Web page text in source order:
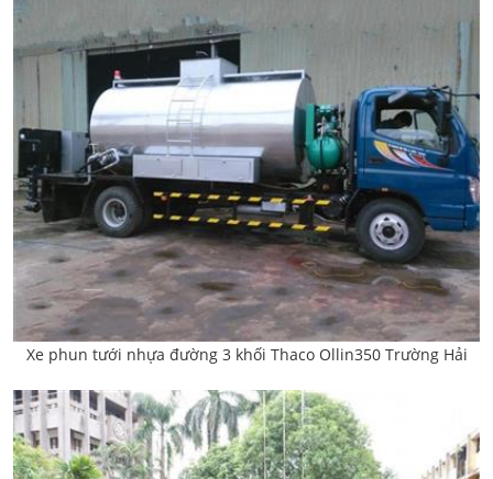
Xe phun tưới nhựa đường 3 khối Thaco Ollin350 Trường Hải